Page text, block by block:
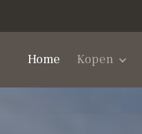
Home Kopen